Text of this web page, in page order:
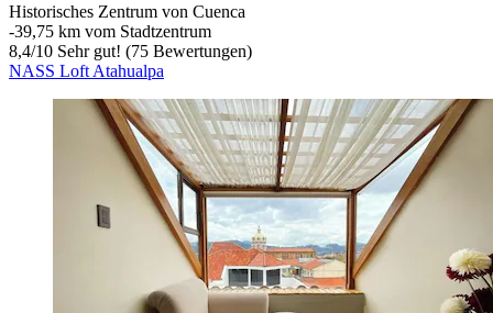
Historisches Zentrum von Cuenca
‐39,75 km vom Stadtzentrum
8,4/10 Sehr gut! (75 Bewertungen)
NASS Loft Atahualpa